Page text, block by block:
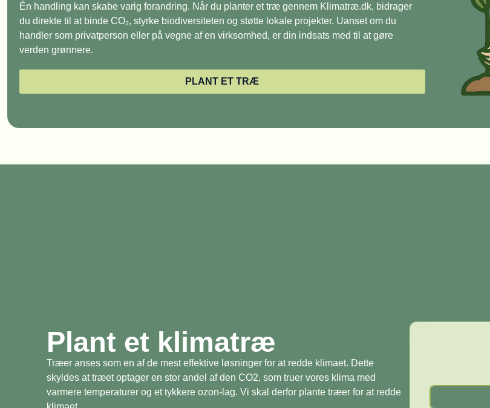
Én handling kan skabe varig forandring. Når du planter et træ gennem Klimatræ.dk, bidrager
du direkte til at binde CO₂, styrke biodiversiteten og støtte lokale projekter. Uanset om du
handler som privatperson eller på vegne af en virksomhed, er din indsats med til at gøre
verden grønnere.
PLANT ET TRÆ
Plant et klimatræ
Træer anses som en af de mest effektive løsninger for at redde klimaet. Dette
skyldes at træet optager en stor andel af den CO2, som truer vores klima med
varmere temperaturer og et tykkere ozon-lag. Vi skal derfor plante træer for at redde